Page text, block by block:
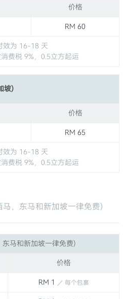
价格
RM 60
效为 16-18 天
费税 9%，0.5立方起运
坡)
价格
RM 65
效为 16-18 天
费税 9%，0.5立方起运
马，东马和新加坡一律免费)
东马和新加坡一律免费)
价格
RM 1 ／ 每个包裹